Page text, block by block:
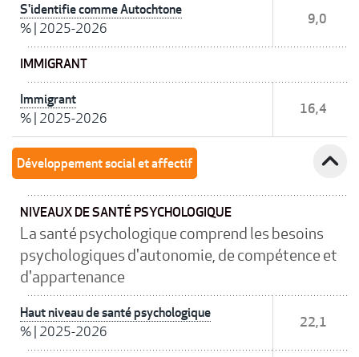
S'identifie comme Autochtone
% 2025-2026
9,0
IMMIGRANT
Immigrant
% 2025-2026
16,4
Développement social et affectif expand_less
NIVEAUX DE SANTÉ PSYCHOLOGIQUE
La santé psychologique comprend les besoins
psychologiques d'autonomie, de compétence et
d'appartenance
Haut niveau de santé psychologique
% 2025-2026
22,1